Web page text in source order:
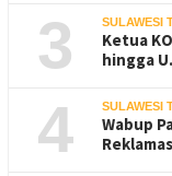
3 SULAWESI
Ketua
hingga
4 SULAWESI
Wabup